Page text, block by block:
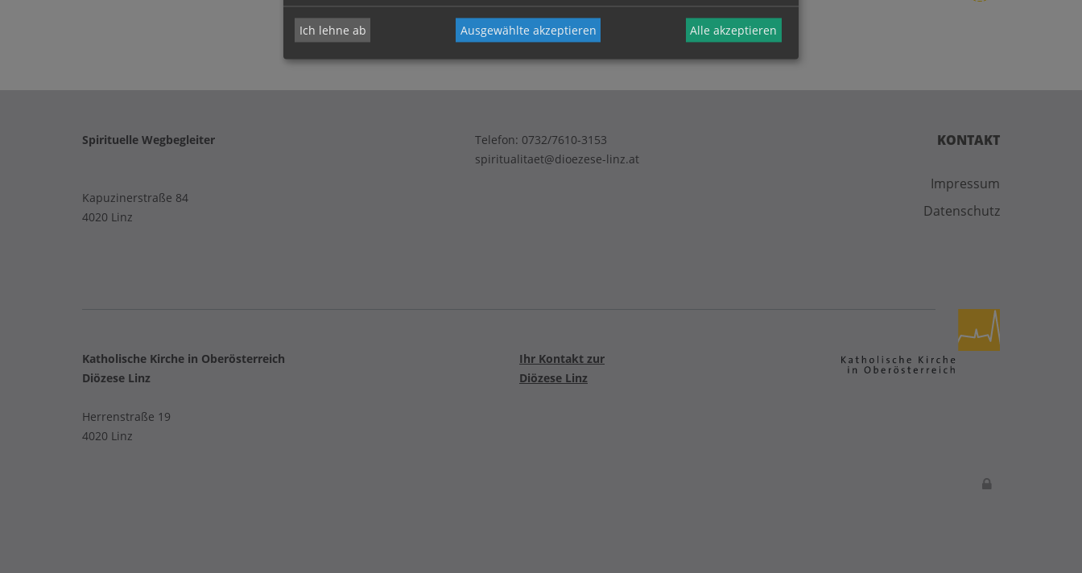
KONTAKT
Impressum
Datenschutz
Spirituelle Wegbegleiter
Kapuzinerstraße 84
4020 Linz
Telefon: 0732/7610-3153
spiritualitaet@dioezese-linz.at
Katholische Kirche in Oberösterreich
Diözese Linz
Herrenstraße 19
4020 Linz
Ihr Kontakt zur
Diözese Linz
Ich lehne ab Ausgewählte akzeptieren Alle akzeptieren